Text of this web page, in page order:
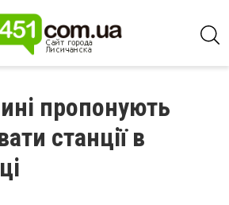
пропонують
станції в